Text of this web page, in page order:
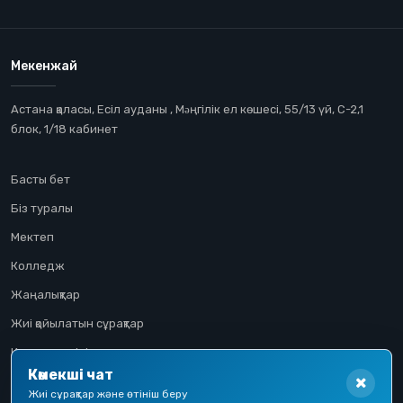
Мекенжай
Астана қаласы, Есіл ауданы , Мəңгілік ел көшесі, 55/13 үй, С-2,1
блок, 1/18 кабинет
Басты бет
Біз туралы
Мектеп
Колледж
Жаңалықтар
Жиі қойылатын сұрақтар
Конкурстық іріктеу
Үміткер жолы
Көмекші чат
Жиі сұрақтар және өтініш беру